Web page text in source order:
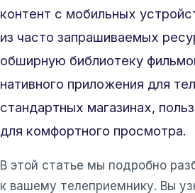
контент с мобильных
из часто запрашиваемых
обширную библиотеку
нативного приложения для
стандартных магазинах,
для комфортного просмотра.
В этой статье мы подробно
к вашему телеприемнику. Вы